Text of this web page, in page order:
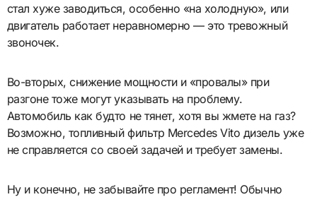
стал хуже заводиться, особенно «на холодную», или
двигатель работает неравномерно — это тревожный
звоночек.
Во-вторых, снижение мощности и «провалы» при
разгоне тоже могут указывать на проблему.
Автомобиль как будто не тянет, хотя вы жмете на газ?
Возможно, топливный фильтр Mercedes Vito дизель уже
не справляется со своей задачей и требует замены.
Ну и конечно, не забывайте про регламент! Обычно